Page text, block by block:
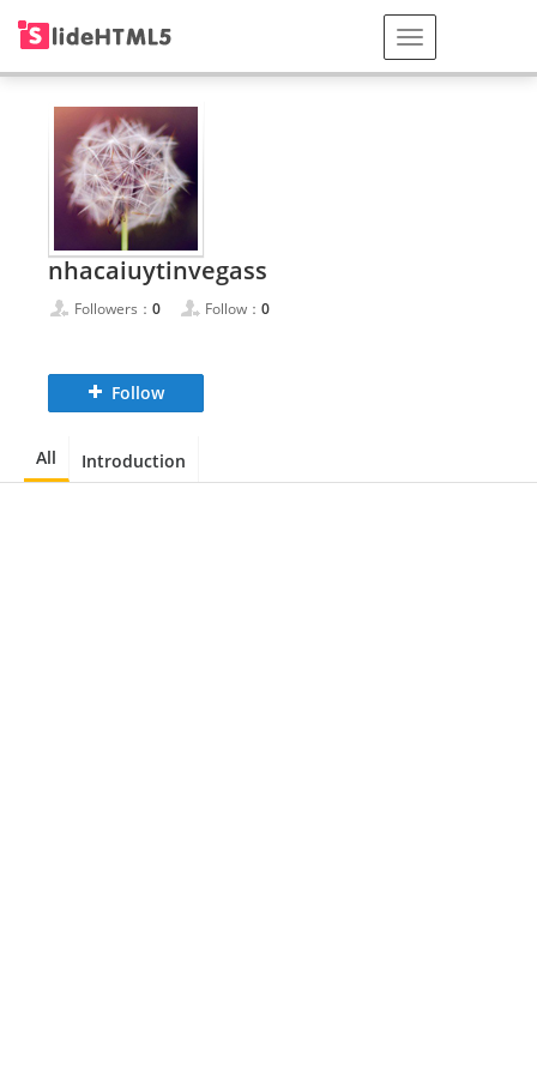
nhacaiuytinvegass
Followers： 0 Follow： 0
Follow
All Introduction